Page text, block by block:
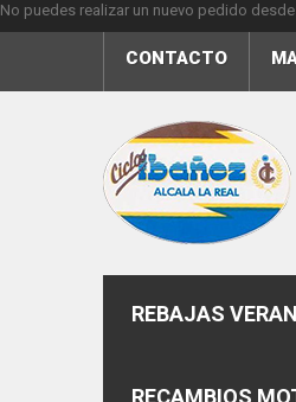
No puedes realizar un nuevo pedido
CONTACTO
REBAJAS
RECAMBIOS